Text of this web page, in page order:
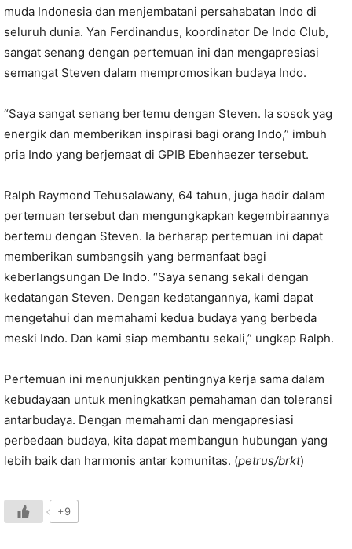
muda Indonesia dan menjembatani persahabatan Indo di
seluruh dunia. Yan Ferdinandus, koordinator De Indo Club,
sangat senang dengan pertemuan ini dan mengapresiasi
semangat Steven dalam mempromosikan budaya Indo.
“Saya sangat senang bertemu dengan Steven. Ia sosok yag
energik dan memberikan inspirasi bagi orang Indo,” imbuh
pria Indo yang berjemaat di GPIB Ebenhaezer tersebut.
Ralph Raymond Tehusalawany, 64 tahun, juga hadir dalam
pertemuan tersebut dan mengungkapkan kegembiraannya
bertemu dengan Steven. Ia berharap pertemuan ini dapat
memberikan sumbangsih yang bermanfaat bagi
keberlangsungan De Indo. “Saya senang sekali dengan
kedatangan Steven. Dengan kedatangannya, kami dapat
mengetahui dan memahami kedua budaya yang berbeda
meski Indo. Dan kami siap membantu sekali,” ungkap Ralph.
Pertemuan ini menunjukkan pentingnya kerja sama dalam
kebudayaan untuk meningkatkan pemahaman dan toleransi
antarbudaya. Dengan memahami dan mengapresiasi
perbedaan budaya, kita dapat membangun hubungan yang
lebih baik dan harmonis antar komunitas. (petrus/brkt)
+9